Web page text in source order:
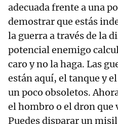
adecuada frente a una
demostrar que estás
la guerra a través de la
potencial enemigo
caro y no la haga. Las
están aquí, el tanque y
un poco obsoletos.
el hombro o el dron que
Puedes disparar un